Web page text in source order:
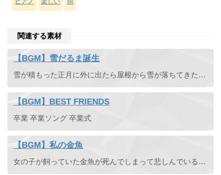
関連する素材
【BGM】雪だるま誕生
雪が積もった正月に外に出たら屋根から雪が落ちてきた歌です。ピアノ伴奏のみで音楽の授業や動揺風でみんなのうたのようなイメージ。
【BGM】BEST FRIENDS
卒業 卒業ソング 卒業式
【BGM】私の金魚
女の子が飼っていた金魚が死んでしまって悲しんでいる動揺です。ピアノ伴奏のみでみんなのうたのようなイメージ。